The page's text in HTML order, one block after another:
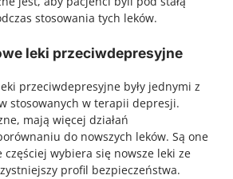
stosowania tych leków.
leki przeciwdepresyjne
przeciwdepresyjne były jednymi z
stosowanych w terapii depresji.
mają więcej działań
do nowszych leków. Są one
częściej wybiera się nowsze leki ze
profil bezpieczeństwa.